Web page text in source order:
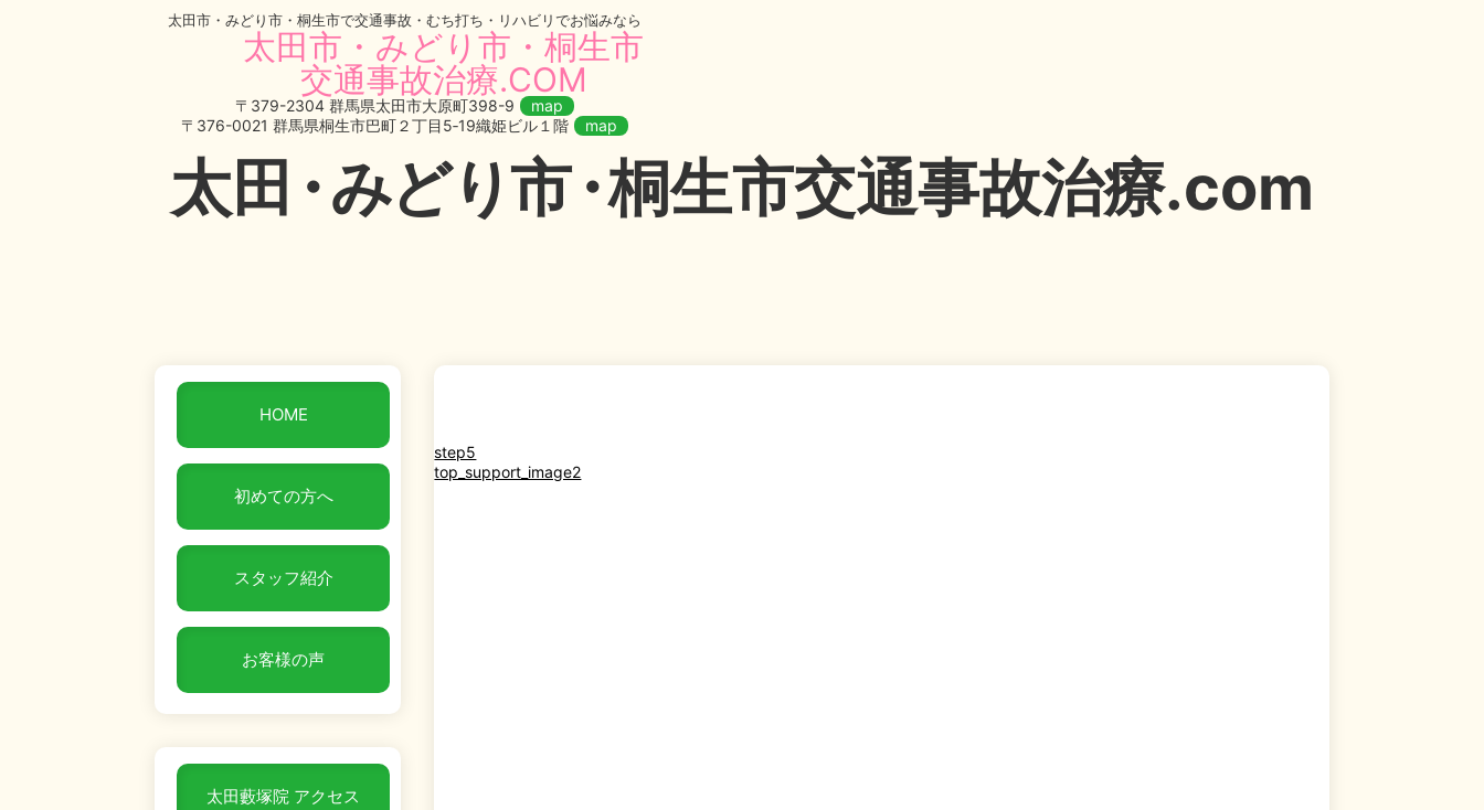
太田市・みどり市・桐生市で交通事故・むち打ち・リハビリでお悩みなら
太田市・みどり市・桐生市
交通事故治療.COM
〒379-2304 群馬県太田市大原町398-9
map
〒376-0021 群馬県桐生市巴町２丁目5‐19織姫ビル１階
map
太田・みどり市・桐生市交通事故治療.com
HOME
初めての方へ
スタッフ紹介
お客様の声
太田藪塚院 アクセス
step5
top_support_image2